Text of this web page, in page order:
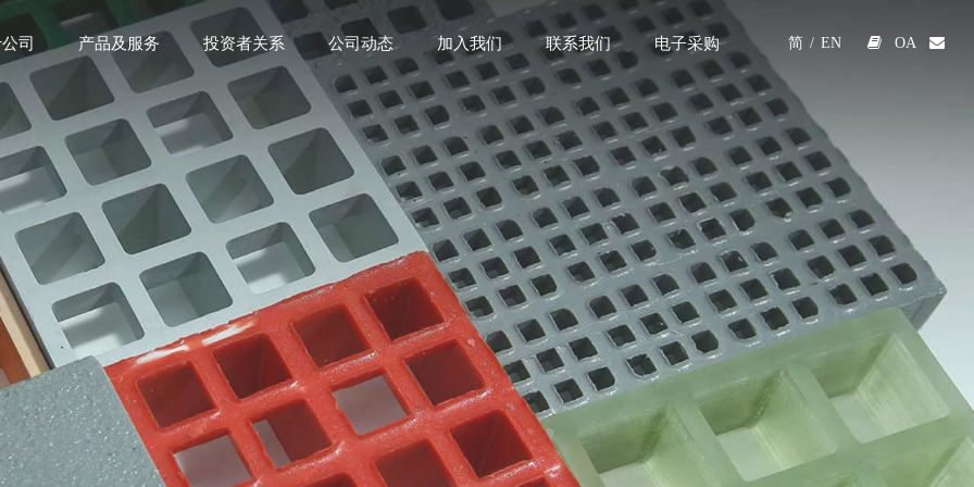
司 产品及服务 投资者关系 公司动态 加入我们 联系我们 电子采购 简 / EN  OA 